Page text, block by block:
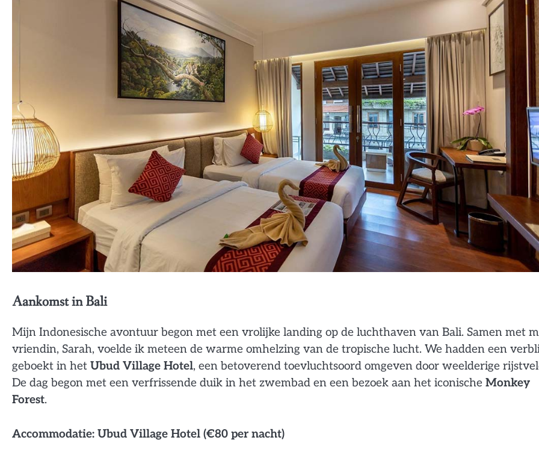
Aankomst in Bali
Mijn Indonesische avontuur begon met een vrolijke landing op de luchthaven van Bali. Samen met
vriendin, Sarah, voelde ik meteen de warme omhelzing van de tropische lucht. We hadden een
geboekt in het Ubud Village Hotel, een betoverend toevluchtsoord omgeven door weelderige
De dag begon met een verfrissende duik in het zwembad en een bezoek aan het iconische Monkey
Forest.
Accommodatie: Ubud Village Hotel (€80 per nacht)